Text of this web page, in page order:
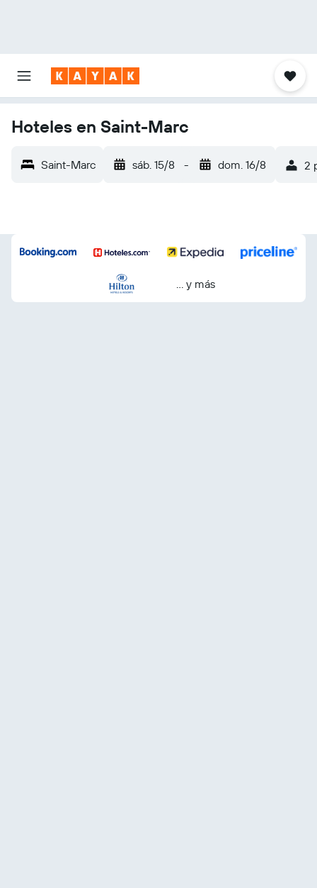
Hoteles en Saint-Marc
Saint-Marc sáb. 15/8 - dom. 16/8 2
… y más